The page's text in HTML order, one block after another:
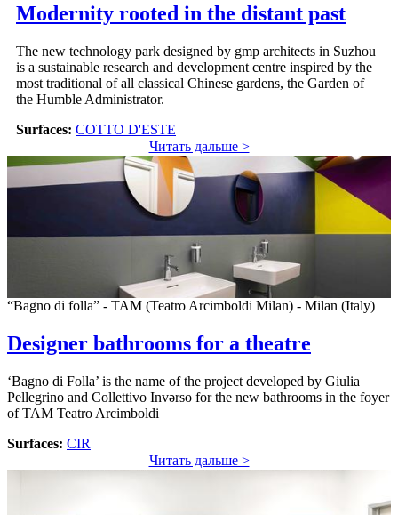
Modernity rooted in the distant past
The new technology park designed by gmp architects in Suzhou
is a sustainable research and development centre inspired by the
most traditional of all classical Chinese gardens, the Garden of
the Humble Administrator.
Surfaces: COTTO D'ESTE
Читать дальше >
“Bagno di folla” - TAM (Teatro Arcimboldi Milan) - Milan (Italy)
Designer bathrooms for a theatre
‘Bagno di Folla’ is the name of the project developed by Giulia
Pellegrino and Collettivo Invǝrso for the new bathrooms in the foyer
of TAM Teatro Arcimboldi
Surfaces: CIR
Читать дальше >